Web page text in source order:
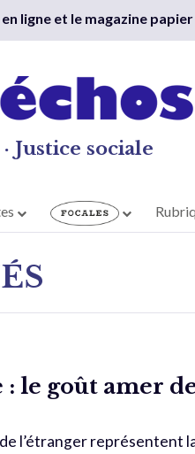
ligne et le magazine
Justice sociale
le goût amer
l’étranger représentent